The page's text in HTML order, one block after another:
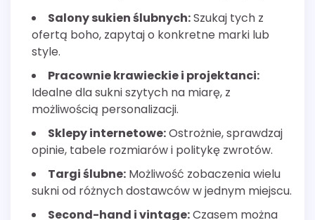
Salony sukien ślubnych:Szukaj tych z
ofertą boho, zapytaj o konkretne marki lub
style.
Pracownie krawieckie i projektanci:
Idealne dla sukni szytych na miarę, z
możliwością personalizacji.
Sklepy internetowe:Ostrożnie, sprawdzaj
opinie, tabele rozmiarów i politykę zwrotów.
Targi ślubne: Możliwość zobaczenia wielu
sukni od różnych dostawców w jednym miejscu.
Second-hand i vintage:Czasem można